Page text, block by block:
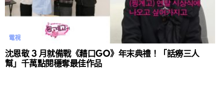
電視
沈恩敬 3 月就備戰《藉口GO》年末典禮！「話癆三人
幫」千萬點閱穩奪最佳作品